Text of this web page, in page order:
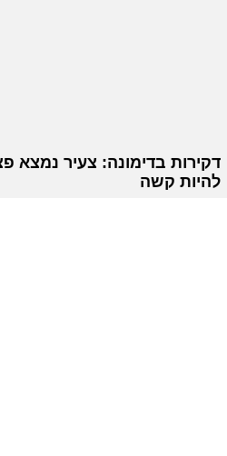
דקירות בדימונה: צעיר נמצא
להיות קשה